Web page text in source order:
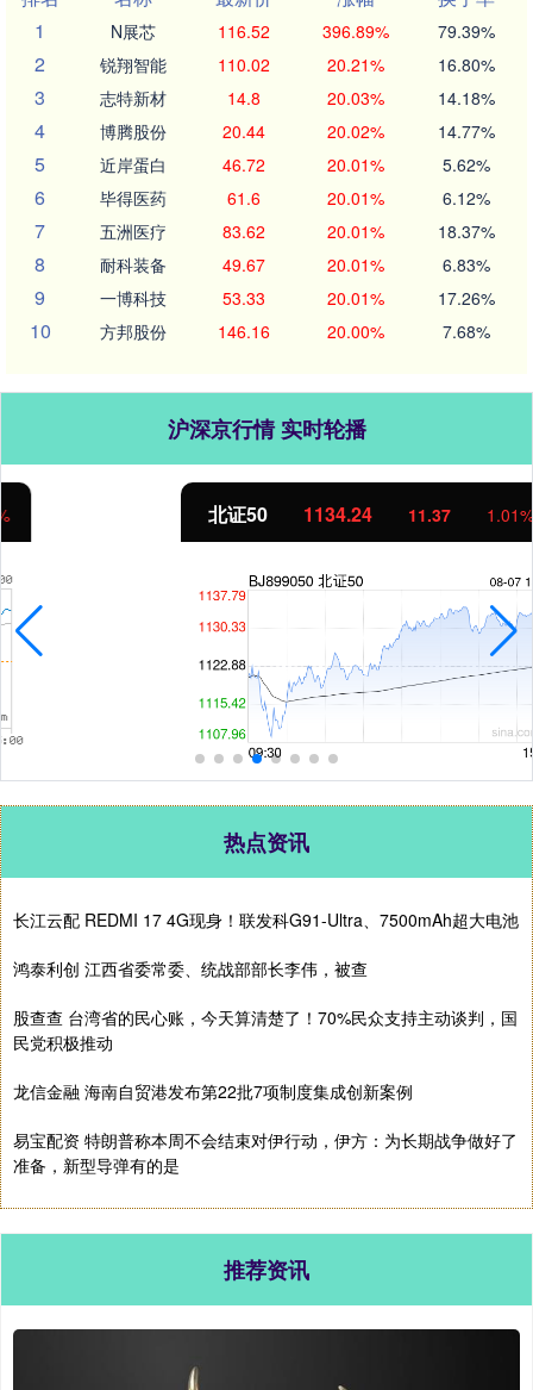
1
N展芯 116.52 396.89% 79.39%
2 锐翔智能 110.02 20.21% 16.80%
3 志特新材 14.8 20.03% 14.18%
4 博腾股份 20.44 20.02% 14.77%
5 近岸蛋白 46.72 20.01% 5.62%
6 毕得医药 61.6 20.01% 6.12%
7 五洲医疗 83.62 20.01% 18.37%
8 耐科装备 49.67 20.01% 6.83%
9 一博科技 53.33 20.01% 17.26%
10 方邦股份 146.16 20.00% 7.68%
沪深京行情 实时轮播
1134.24 11.37 1.01%
热点资讯
长江云配 REDMI 17 4G现身！联发科G91-Ultra、7500mAh超大电池
鸿泰利创 江西省委常委、统战部部长李伟，被查
股查查 台湾省的民心账，今天算清楚了！70%民众支持主动谈判，国
民党积极推动
龙信金融 海南自贸港发布第22批7项制度集成创新案例
易宝配资 特朗普称本周不会结束对伊行动，伊方：为长期战争做好了
准备，新型导弹有的是
推荐资讯